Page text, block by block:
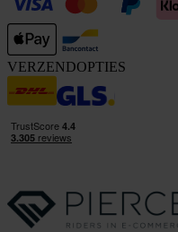
VERZENDOPTIES